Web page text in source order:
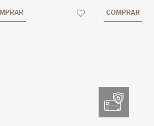
COMPRAR